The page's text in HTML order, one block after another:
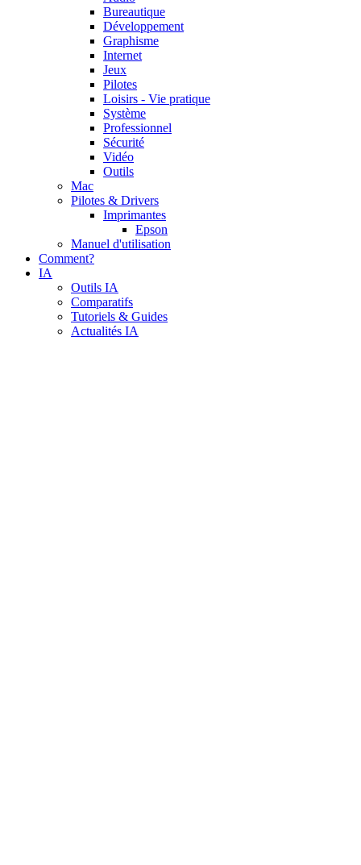
Bureautique
Développement
Graphisme
Internet
Jeux
Pilotes
Loisirs - Vie pratique
Système
Professionnel
Sécurité
Vidéo
Outils
Mac
Pilotes & Drivers
Imprimantes
Epson
Manuel d'utilisation
Comment?
IA
Outils IA
Comparatifs
Tutoriels & Guides
Actualités IA